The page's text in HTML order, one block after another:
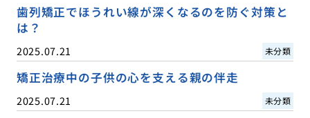
歯列矯正でほうれい線が深くなるのを防ぐ対策と
は？
2025.07.21 未分類
矯正治療中の子供の心を支える親の伴走
2025.07.21 未分類